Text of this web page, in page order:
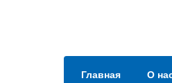
Главная О